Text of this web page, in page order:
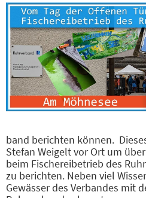
band berichten können.
Stefan Weigelt vor Ort um
beim Fischereibetrieb des
zu berichten. Neben viel
Gewässer des Verbandes mit